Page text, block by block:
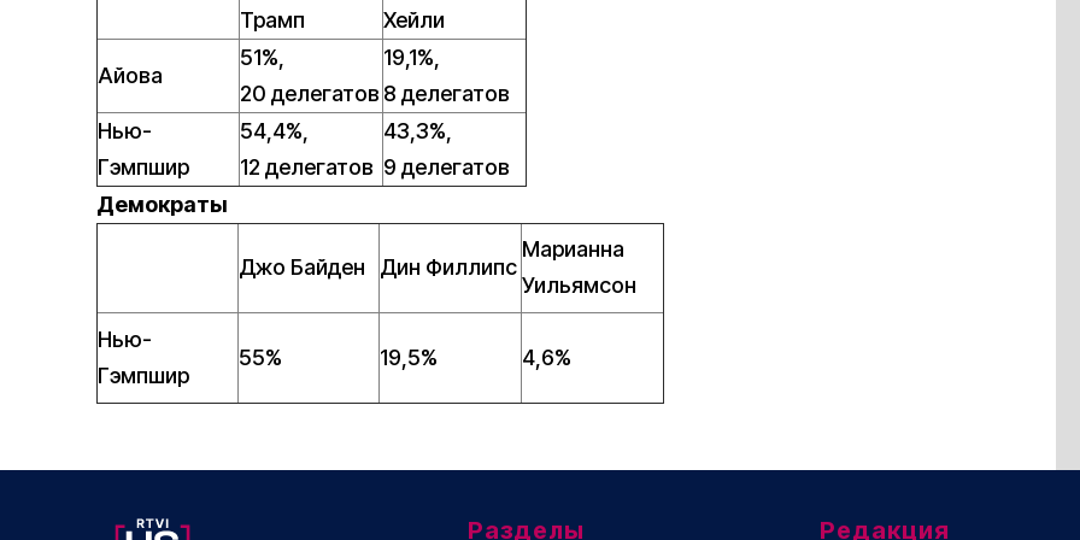
Трамп
Хейли
Айова
51%,
20 делегатов
19,1%,
8 делегатов
Нью-
Гэмпшир
54,4%,
12 делегатов
43,3%,
9 делегатов
Демократы
Джо Байден Дин Филлипс
Марианна
Уильямсон
Нью-
Гэмпшир
55% 19,5% 4,6%
Разделы Редакция